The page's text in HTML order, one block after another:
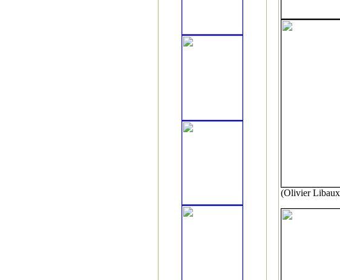
(Olivier